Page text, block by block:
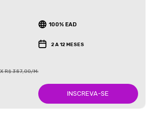
100% EAD
2 A 12 MESES
R$ 387,00/Mês
INSCREVA-SE